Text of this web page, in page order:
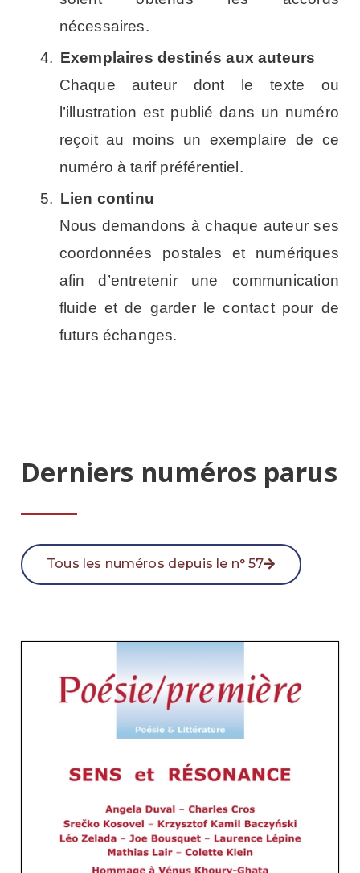
nécessaires.
4. Exemplaires destinés aux auteurs
Chaque auteur dont le texte ou
l’illustration est publié dans un numéro
reçoit au moins un exemplaire de ce
numéro à tarif préférentiel.
5. Lien continu
Nous demandons à chaque auteur ses
coordonnées postales et numériques
afin d’entre­tenir une communication
fluide et de garder le contact pour de
futurs échanges.
Derniers numéros parus
Tous les numéros depuis le n° 57